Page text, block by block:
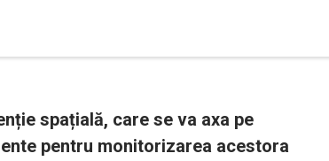
spațială, care se va axa pe
pentru monitorizarea acestora